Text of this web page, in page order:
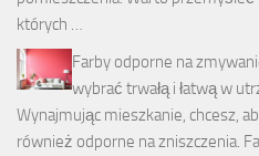
których …
Farby odporne na
wybrać trwałą i łatwą w
Wynajmując mieszkanie, chcesz,
również odporne na zniszczenia.